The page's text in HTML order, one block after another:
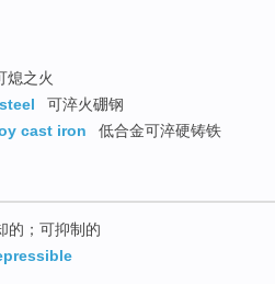
熄之火
可淬火硼钢
cast iron
低合金可淬硬铸铁
的；可抑制的